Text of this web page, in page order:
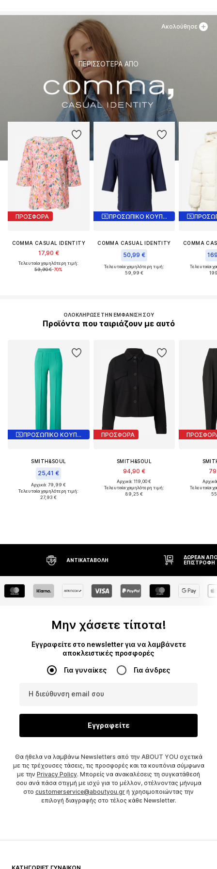
ΠΕΡΙΣΣΌΤΕΡΑ ΑΠΌ
ΠΡΟΣΦΟΡΑ
COMMA CASUAL IDENTITY
17,90 €
Τελευταία χαμηλότερη τιμή:
59,90 €-70%
ΠΡΟΣΩΠΙΚΟ ΚΟΥΠΟΝΙ
COMMA CASUAL IDENTITY
50,99 €
Τελευταία χαμηλότερη τιμή:
59,99 €
COMMA
Τελευταία
Ακολούθησε
ΟΛΟΚΛΉΡΩΣΕ ΤΗΝ ΕΜΦΆΝΙΣΉ ΣΟΥ
Προϊόντα που ταιριάζουν με αυτό
ΠΡΟΣΩΠΙΚΟ ΚΟΥΠΟΝΙ
SMITH&SOUL
25,41 €
Αρχικά: 79,99 €
Τελευταία χαμηλότερη τιμή:
27,93 €
ΠΡΟΣΦΟΡΑ
SMITH&SOUL
94,90 €
Αρχικά: 119,00 €
Τελευταία χαμηλότερη τιμή:
89,25 €
Τελευταία
ΑΝΤΙΚΑΤΑΒΟΛΉ
ΔΩΡΕΆΝ
ΕΠΙΣΤΡΟΦΉ
Μην χάσετε τίποτα!
Εγγραφείτε στο newsletter για να λαμβάνετε
αποκλειστικές προσφορές
Για γυναίκες Για άνδρες
Η διεύθυνση email σου
Εγγραφείτε
Θα ήθελα να λαμβάνω Newsletters από την ABOUT YOU σχετικά
με τις τρέχουσες τάσεις, τις προσφορές και τα κουπόνια σύμφωνα
με την Privacy Policy. Μπορείς να ανακαλέσεις τη συγκατάθεσή
σου ανά πάσα στιγμή με ισχύ για το μέλλον, στέλνοντας μήνυμα
στο customerservice@aboutyou.gr ή χρησιμοποιώντας την
επιλογή διαγραφής στο τέλος κάθε Newsletter.